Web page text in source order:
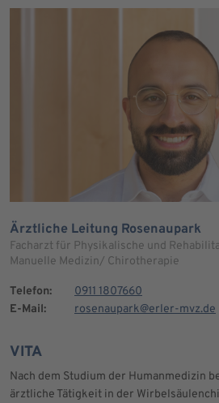
Ärztliche Leitung Rosenaupark
Facharzt für Physikalische und
Manuelle Medizin/ Chirotherapie
Telefon:
0911 1807660
E-Mail:
rosenaupark@erler-mvz.de
VITA
Nach dem Studium der Humanmedizin
ärztliche Tätigkeit in der